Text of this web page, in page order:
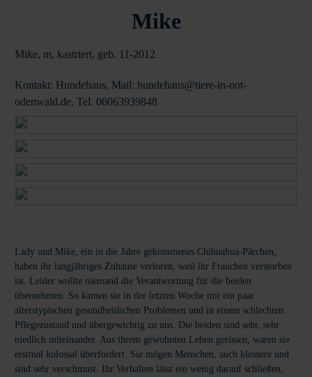
Mike
Mike, m, kastriert, geb. 11-2012
Kontakt: Hundehaus, Mail: hundehaus@tiere-in-not-
odenwald.de, Tel. 06063939848
Lady und Mike, ein in die Jahre gekommenes Chihuahua-Pärchen,
haben ihr langjähriges Zuhause verloren, weil ihr Frauchen verstorben
ist. Leider wollte niemand die Verantwortung für die beiden
übernehmen. So kamen sie in der letzten Woche mit ein paar
alterstypischen gesundheitlichen Problemen und in einem schlechten
Pflegezustand und übergewichtig zu uns. Die beiden sind sehr, sehr
niedlich miteinander. Aus ihrem gewohnten Leben gerissen, waren sie
erstmal kolossal überfordert. Sie mögen Menschen, auch kleinere und
sind sehr verschmust. Ihr Verhalten lässt ein wenig darauf schließen,